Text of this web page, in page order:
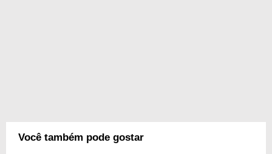
Você também pode gostar